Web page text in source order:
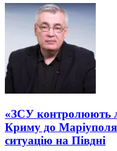
«ЗСУ контролюють
Криму до
ситуацію на Півдні